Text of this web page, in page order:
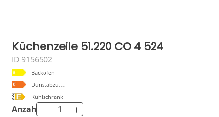
Küchenzeile 51.220 CO 4 524
ID 9156502
Backofen
D
unstabzugshaube
Kühlschrank
Anzahl - +